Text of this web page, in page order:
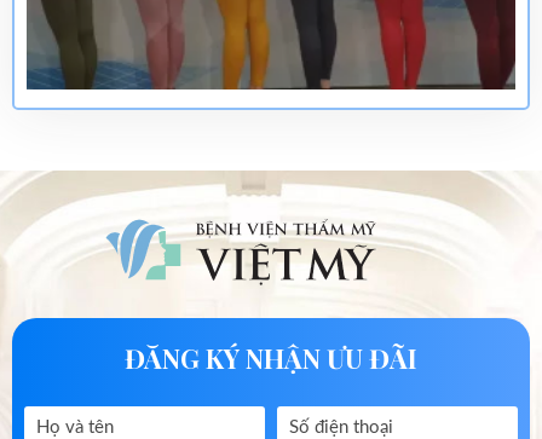
ĐĂNG KÝ NHẬN ƯU ĐÃI